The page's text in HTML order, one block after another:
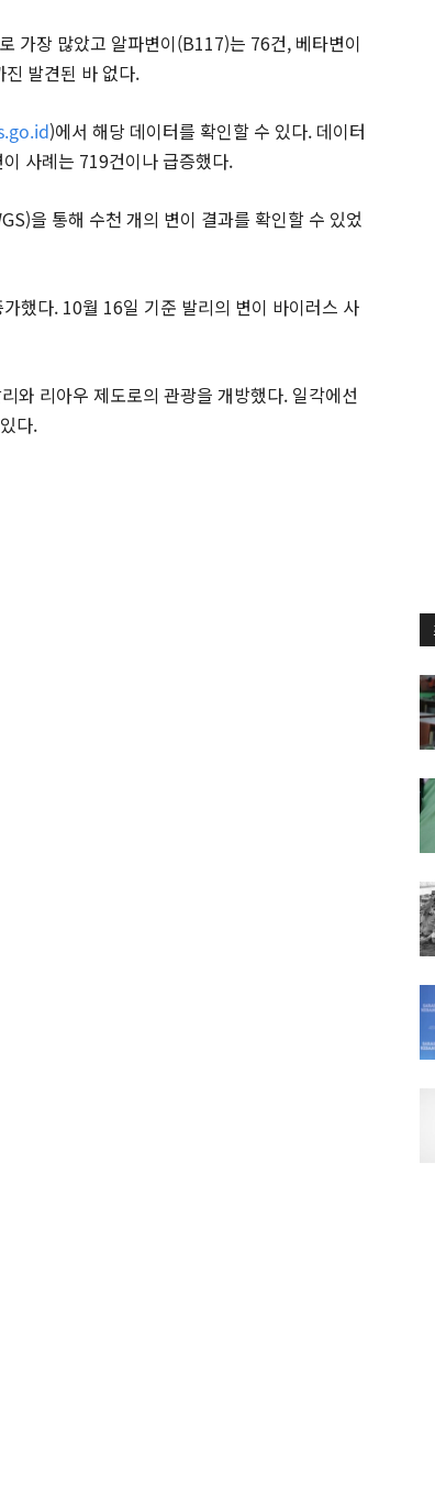
가장 많았고 알파변이(B117)는 76건, 베타변이
발견된 바 없다.
)에서 해당 데이터를 확인할 수 있다. 데이터
사례는 719건이나 급증했다.
을 통해 수천 개의 변이 결과를 확인할 수 있었
했다. 10월 16일 기준 발리의 변이 바이러스 사
와 리아우 제도로의 관광을 개방했다. 일각에선
다.